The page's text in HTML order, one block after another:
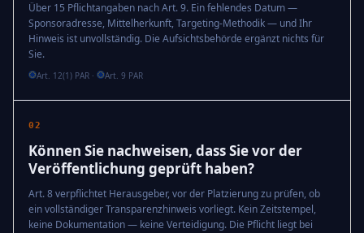
Über 15 Pflichtangaben nach Art. 9. Ein fehlendes Datum —
Sponsoradresse, Mittelherkunft, Targeting-Methodik — und Ihr
Hinweis ist unvollständig. Die Aufsichtsbehörde ergänzt nichts für
Sie.
Art. 12(1) PAR · Art. 9 PAR
02
Können Sie nachweisen, dass Sie vor der
Veröffentlichung geprüft haben?
Art. 8 verpflichtet Herausgeber, vor der Platzierung zu prüfen, ob
ein vollständiger Transparenzhinweis vorliegt. Kein Zeitstempel,
keine Dokumentation — keine Verteidigung. Die Pflicht liegt bei